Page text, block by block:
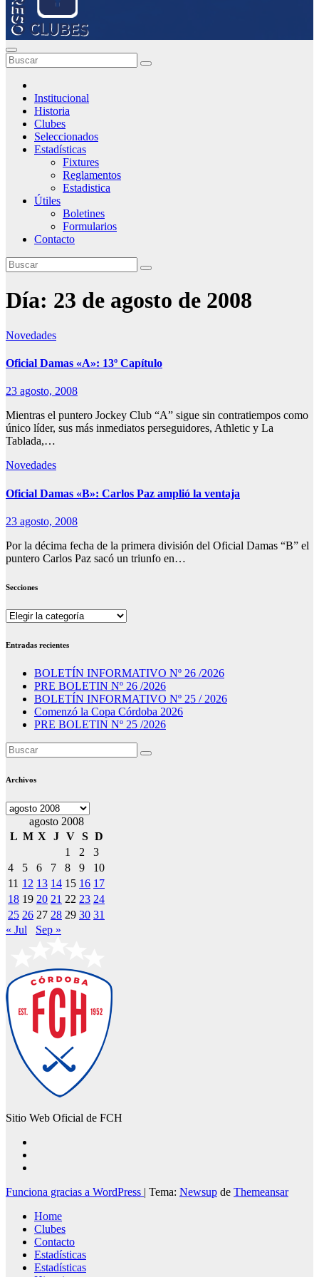
Institucional
Historia
Clubes
Seleccionados
Estadísticas
Fixtures
Reglamentos
Estadistica
Útiles
Boletines
Formularios
Contacto
Día: 23 de agosto de 2008
Novedades
Oficial Damas «A»: 13º Capítulo
23 agosto, 2008
Mientras el puntero Jockey Club “A” sigue sin contratiempos como
único líder, sus más inmediatos perseguidores, Athletic y La
Tablada,…
Novedades
Oficial Damas «B»: Carlos Paz amplió la ventaja
23 agosto, 2008
Por la décima fecha de la primera división del Oficial Damas “B” el
puntero Carlos Paz sacó un triunfo en…
Secciones
Secciones
Entradas recientes
BOLETÍN INFORMATIVO Nº 26 /2026
PRE BOLETIN Nº 26 /2026
BOLETÍN INFORMATIVO Nº 25 / 2026
Comenzó la Copa Córdoba 2026
PRE BOLETIN Nº 25 /2026
Archivos
Archivos
agosto 2008
L M X J V S D
1
2
3
4
5 6 7 8 9
10
11 12 13 14 15 16 17
18 19 20 21 22 23 24
25 26 27 28 29 30 31
« Jul
Sep »
Sitio Web Oficial de FCH
Funciona gracias a WordPress | Tema: Newsup de Themeansar
Home
Clubes
Contacto
Estadísticas
Estadísticas